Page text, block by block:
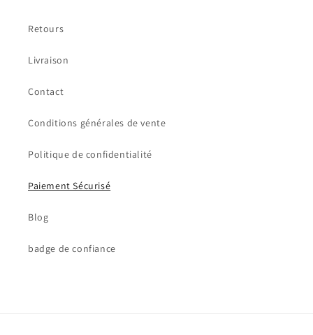
Retours
Livraison
Contact
Conditions générales de vente
Politique de confidentialité
Paiement Sécurisé
Blog
badge de confiance